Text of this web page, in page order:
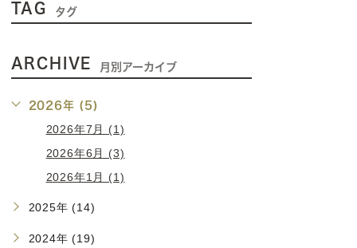
TAG タグ
ARCHIVE 月別アーカイブ
2026年 (5)
2026年7月 (1)
2026年6月 (3)
2026年1月 (1)
2025年 (14)
2024年 (19)